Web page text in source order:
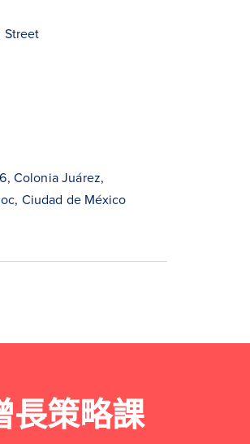
Street
Colonia Juárez,
Ciudad de México
長策略課